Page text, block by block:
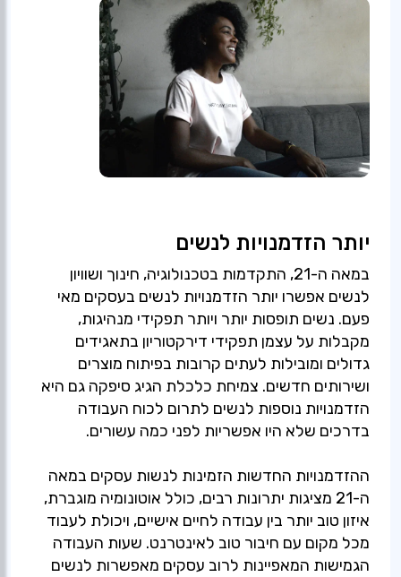
יותר הזדמנויות לנשים
במאה ה-21, התקדמות בטכנולוגיה, חינוך ושוויון
לנשים אפשרו יותר הזדמנויות לנשים בעסקים מאי
פעם. נשים תופסות יותר ויותר תפקידי מנהיגות,
מקבלות על עצמן תפקידי דירקטוריון בתאגידים
גדולים ומובילות לעתים קרובות בפיתוח מוצרים
ושירותים חדשים. צמיחת כלכלת הגיג סיפקה גם היא
הזדמנויות נוספות לנשים לתרום לכוח העבודה
ההזדמנויות החדשות הזמינות לנשות עסקים במאה
ה-21 מציגות יתרונות רבים, כולל אוטונומיה מוגברת,
איזון טוב יותר בין עבודה לחיים אישיים, ויכולת לעבוד
מכל מקום עם חיבור טוב לאינטרנט. שעות העבודה
הגמישות המאפיינות לרוב עסקים מאפשרות לנשים